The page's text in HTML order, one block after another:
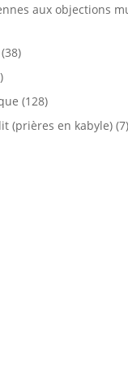
aux objections
(128)
(prières en kabyle)(7)